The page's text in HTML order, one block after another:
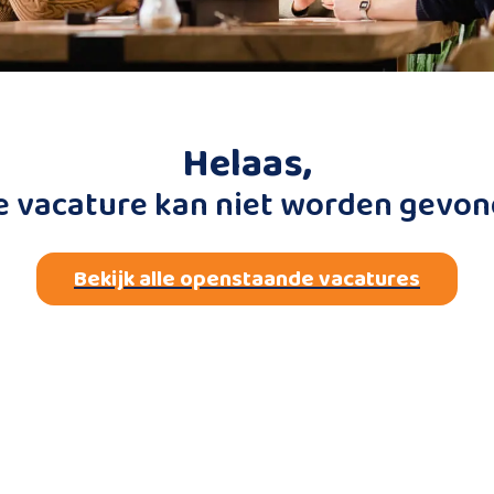
Helaas,
vacature kan niet worden
Bekijk alle openstaande vacatures